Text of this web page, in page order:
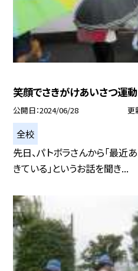
笑顔でさきがけあいさつ運動
公開日 2024/06/28 更
全校
先日、パトボラさんから「最近
きている」というお話を聞き...